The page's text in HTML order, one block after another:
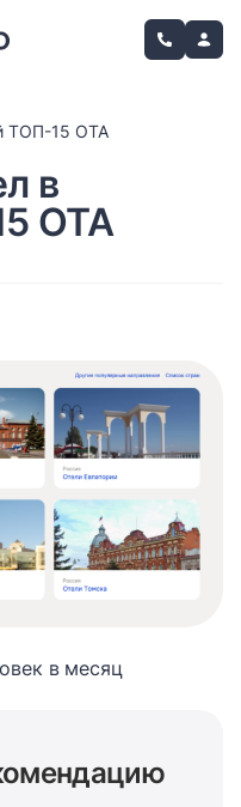
ТОП-15 OTA
в
OTA
в месяц